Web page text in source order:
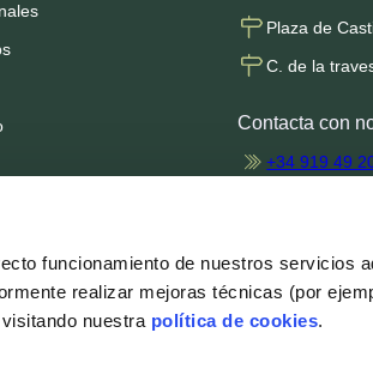
funcionamiento de nuestros servicios
realizar mejoras técnicas (por
nuestra política de cookies.
Plaza de
C. de la
Contacta con
+34 919 49
Síguenos en la